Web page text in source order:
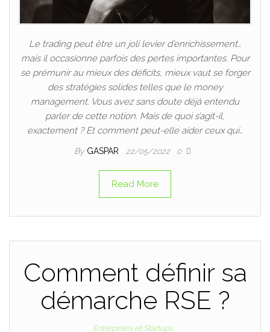
Le trading peut être un joli levier d’enrichissement…
mais il occasionne parfois des pertes importantes. Pour
se prémunir au mieux des déficits, mieux vaut se forger
des stratégies solides telles que le money
management. Vous avez sans doute déjà entendu
parler de cette notion. Mais de quoi s’agit-il,
exactement ? Et comment peut-elle aider ceux qui…
By GASPAR 22/05/2022 0
Read More
Comment définir sa
démarche RSE ?
Entreprises et Startups